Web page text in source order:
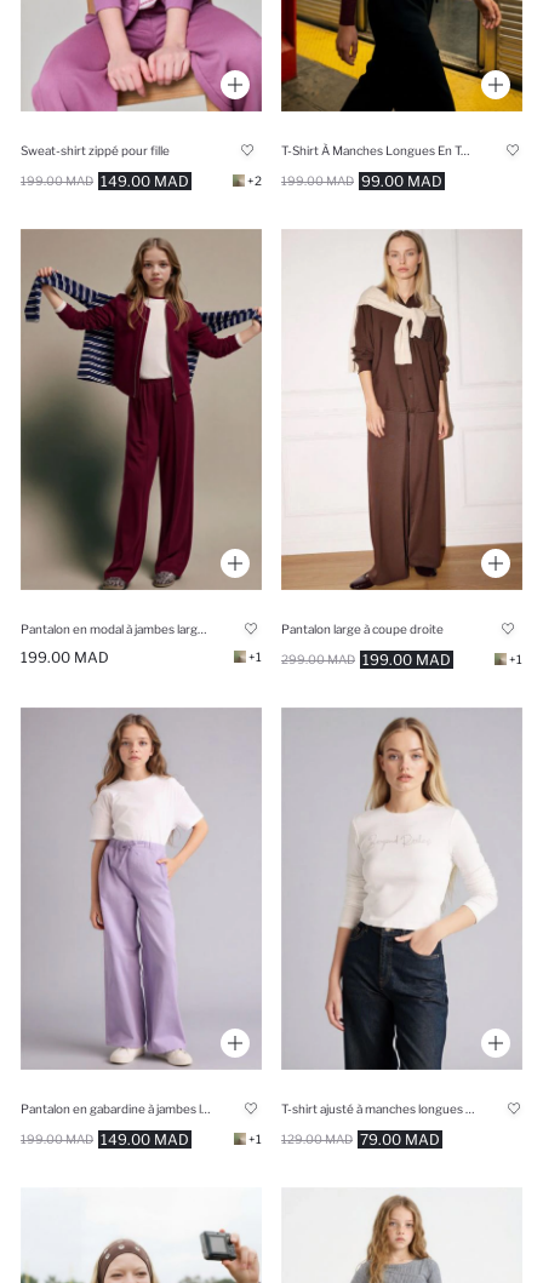
Sweat-shirt zippé pour fille
149.00 MAD
199.00 MAD +2
T-Shirt À Manches Longues En Tricot Coupe Slim
99.00 MAD
199.00 MAD
199.00 MAD +1
Pantalon large à coupe droite
199.00 MAD
299.00 MAD +1
149.00 MAD
199.00 MAD +1 79.00 MAD
129.00 MAD